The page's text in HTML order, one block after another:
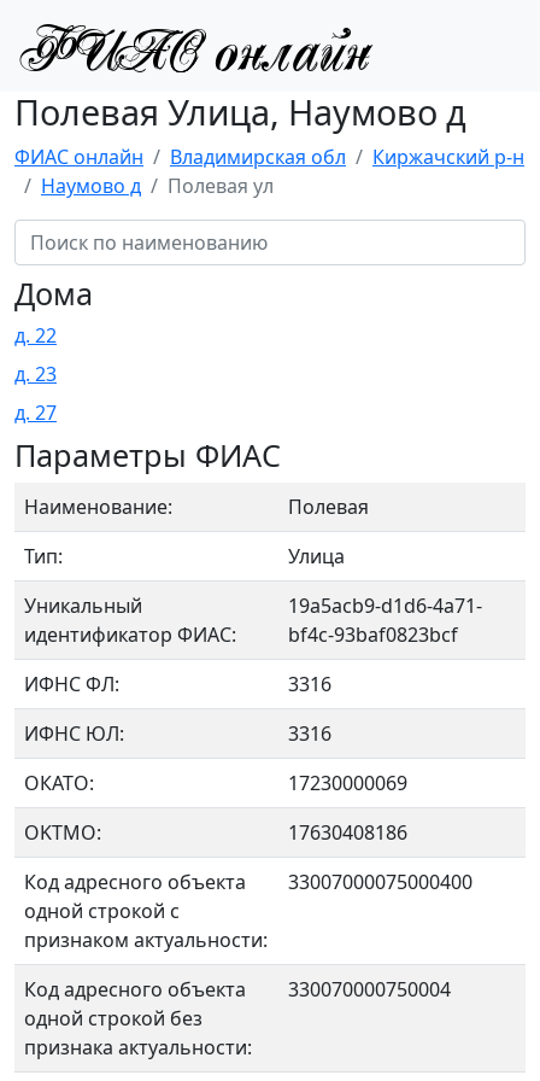
Полевая Улица, Наумово д
ФИАС онлайн Владимирская обл
Киржачский р-н
Наумово д
Полевая ул
Дома
д. 22
д. 23
д. 27
Параметры ФИАС
Наименование:
Полевая
Тип:
Улица
Уникальный
идентификатор ФИАС:
19a5acb9-d1d6-4a71-
bf4c-93baf0823bcf
ИФНС ФЛ:
3316
ИФНС ЮЛ:
3316
ОКАТО:
17230000069
OKTMO:
17630408186
Код адресного объекта
одной строкой с
признаком актуальности:
33007000075000400
Код адресного объекта
одной строкой без
признака актуальности:
330070000750004